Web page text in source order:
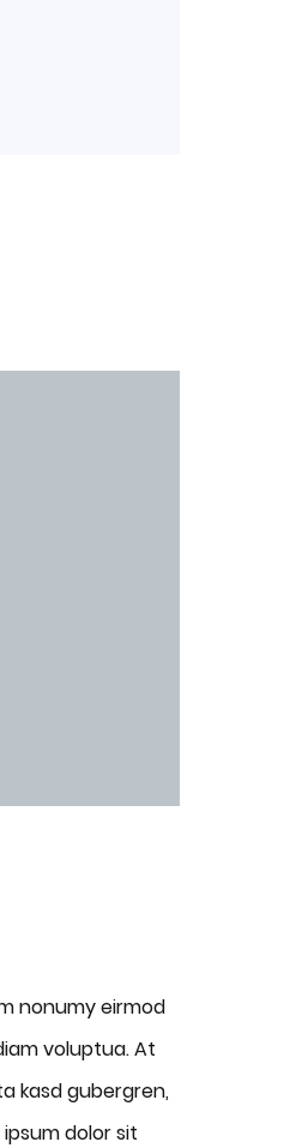
nonumy eirmod
voluptua. At
kasd gubergren,
dolor sit